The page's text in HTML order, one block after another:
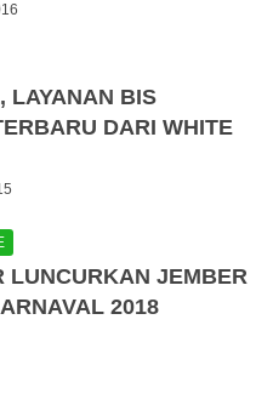
LAYANAN BIS
DARI WHITE
LUNCURKAN JEMBER
2018